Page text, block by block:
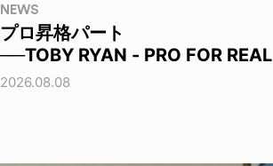
NEWS
プロ昇格パート
──TOBY RYAN - PRO FOR REAL
2026.08.08